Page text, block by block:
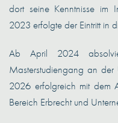
dort seine Kenntnisse im
2023 erfolgte der Eintritt in
Ab April 2024
Masterstudiengang an
2026 erfolgreich mit dem
Bereich Erbrecht und